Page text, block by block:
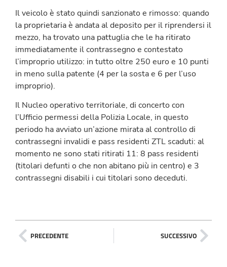
Il veicolo è stato quindi sanzionato e rimosso: quando
la proprietaria è andata al deposito per il riprendersi il
mezzo, ha trovato una pattuglia che le ha ritirato
immediatamente il contrassegno e contestato
l’improprio utilizzo: in tutto oltre 250 euro e 10 punti
in meno sulla patente (4 per la sosta e 6 per l’uso
improprio).
Il Nucleo operativo territoriale, di concerto con
l’Ufficio permessi della Polizia Locale, in questo
periodo ha avviato un’azione mirata al controllo di
contrassegni invalidi e pass residenti ZTL scaduti: al
momento ne sono stati ritirati 11: 8 pass residenti
(titolari defunti o che non abitano più in centro) e 3
contrassegni disabili i cui titolari sono deceduti.
PRECEDENTE SUCCESSIVO